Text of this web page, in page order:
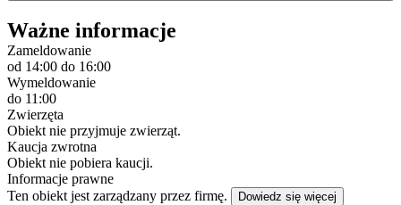
Ważne informacje
Zameldowanie
od 14:00 do 16:00
Wymeldowanie
do 11:00
Zwierzęta
Obiekt nie przyjmuje zwierząt.
Kaucja zwrotna
Obiekt nie pobiera kaucji.
Informacje prawne
Ten obiekt jest zarządzany przez firmę.
Dowiedz się więcej